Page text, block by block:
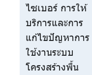
ไซเบอร์ การให้
บริการและการ
แก้ไขปัญหาการ
ใช้งานระบบ
โครงสร้างพื้น